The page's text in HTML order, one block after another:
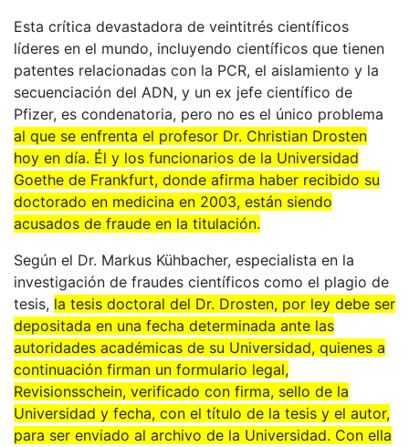
Esta crítica devastadora de veintitrés científicos
líderes en el mundo, incluyendo científicos que tienen
patentes relacionadas con la PCR, el aislamiento y la
secuenciación del ADN, y un ex jefe científico de
Pfizer, es condenatoria, pero no es el único problema
al que se enfrenta el profesor Dr. Christian Drosten
hoy en día. Él y los funcionarios de la Universidad
Goethe de Frankfurt, donde afirma haber recibido su
doctorado en medicina en 2003, están siendo
acusados de fraude en la titulación.
Según el Dr. Markus Kühbacher, especialista en la
investigación de fraudes científicos como el plagio de
tesis, la tesis doctoral del Dr. Drosten, por ley debe ser
depositada en una fecha determinada ante las
autoridades académicas de su Universidad, quienes a
continuación firman un formulario legal,
Revisionsschein, verificado con firma, sello de la
Universidad y fecha, con el título de la tesis y el autor,
para ser enviado al archivo de la Universidad. Con ella